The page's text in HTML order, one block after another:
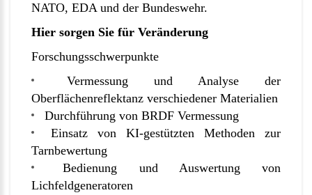
NATO, EDA und der Bundeswehr.
Hier sorgen Sie für Veränderung
Forschungsschwerpunkte
Vermessung und Analyse der
Oberflächenreflektanz verschiedener Materialien
Durchführung von BRDF Vermessung
Einsatz von KI-gestützten Methoden zur
Tarnbewertung
Bedienung und Auswertung von
Lichfeldgeneratoren